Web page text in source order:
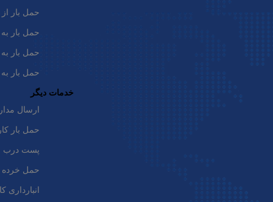
حمل بار از
حمل بار به
حمل بار
حمل بار
خدمات دیگر
ارسال
حمل بار
پست درب
حمل خرده
انبارداری